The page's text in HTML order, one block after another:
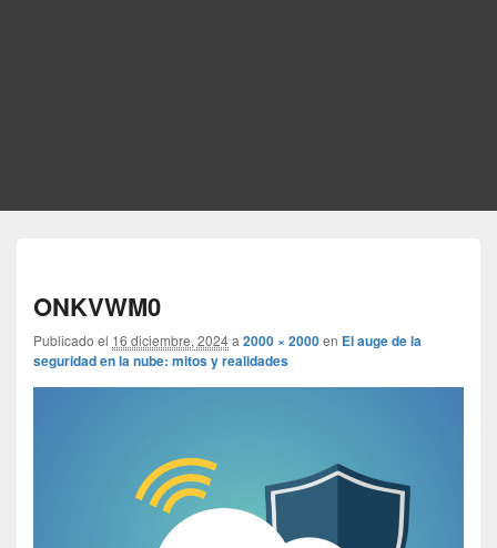
ONKVWM0
Publicado el 16 diciembre, 2024a 2000 × 2000en El auge de la
seguridad en la nube: mitos y realidades